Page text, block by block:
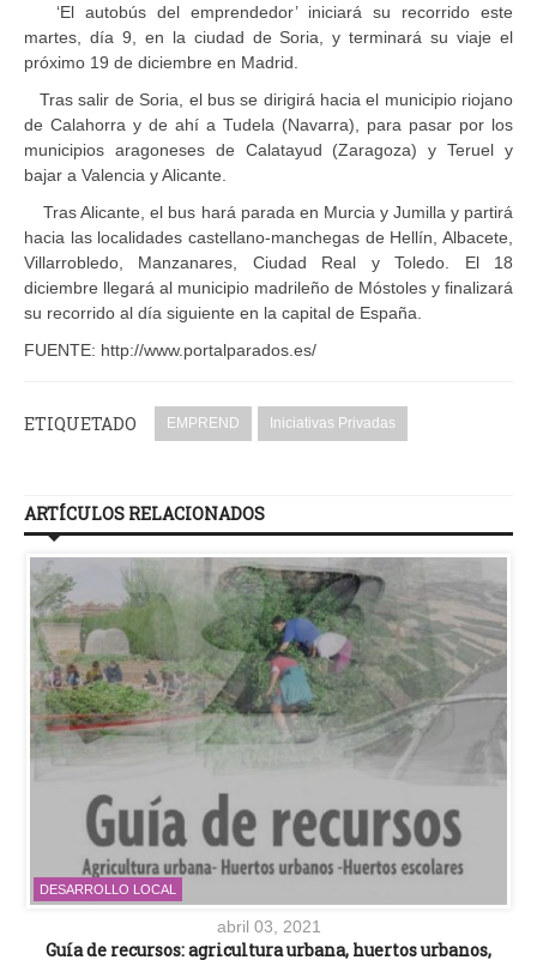
‘El autobús del emprendedor’ iniciará su recorrido este
martes, día 9, en la ciudad de Soria, y terminará su viaje el
próximo 19 de diciembre en Madrid.
Tras salir de Soria, el bus se dirigirá hacia el municipio riojano
de Calahorra y de ahí a Tudela (Navarra), para pasar por los
municipios aragoneses de Calatayud (Zaragoza) y Teruel y
bajar a Valencia y Alicante.
Tras Alicante, el bus hará parada en Murcia y Jumilla y partirá
hacia las localidades castellano-manchegas de Hellín, Albacete,
Villarrobledo, Manzanares, Ciudad Real y Toledo. El 18
diciembre llegará al municipio madrileño de Móstoles y finalizará
su recorrido al día siguiente en la capital de España.
FUENTE: http://www.portalparados.es/
ETIQUETADO EMPREND Iniciativas Privadas
ARTÍCULOS RELACIONADOS
DESARROLLO LOCAL
abril 03, 2021
Guía de recursos: agricultura urbana, huertos urbanos,